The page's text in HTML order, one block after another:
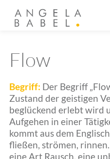
Business
Private
Angela Babel
Flow
Begriff: Der Begriff
Zustand der geistigen
beglückend erlebt wird
Aufgehen in einer
kommt aus dem
fließen, strömen,
eine Art Rausch, eine